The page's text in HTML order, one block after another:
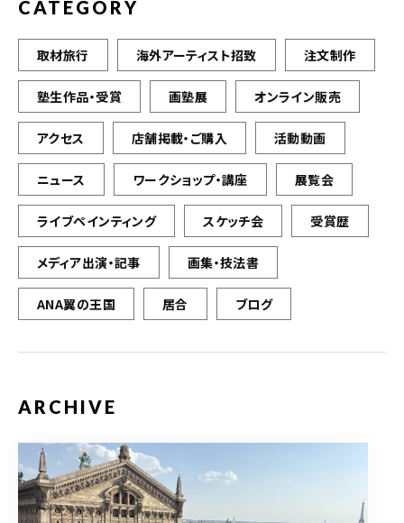
CATEGORY
取材旅行 海外アーティスト招致 注文制作
塾生作品・受賞 画塾展 オンライン販売
アクセス 店舗掲載・ご購入 活動動画
ニュース ワークショップ・講座 展覧会
ライブペインティング スケッチ会 受賞歴
メディア出演・記事 画集・技法書
ANA翼の王国 居合 ブログ
ARCHIVE